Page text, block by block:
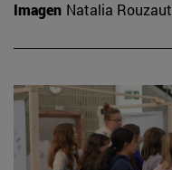
Imagen Natalia Rouzaut